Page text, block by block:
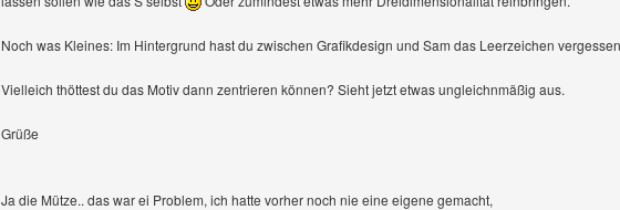
Noch was Kleines: Im Hintergrund hast du zwischen Grafikdesign und Sam das Leerzeichen
Vielleich thöttest du das Motiv dann zentrieren können? Sieht jetzt etwas ungleichnmäßig aus.
Grüße
Ja die Mütze.. das war ei Problem, ich hatte vorher noch nie eine eigene gemacht,